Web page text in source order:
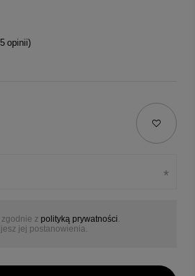
opinii)
z polityką prywatności
jej postanowienia.